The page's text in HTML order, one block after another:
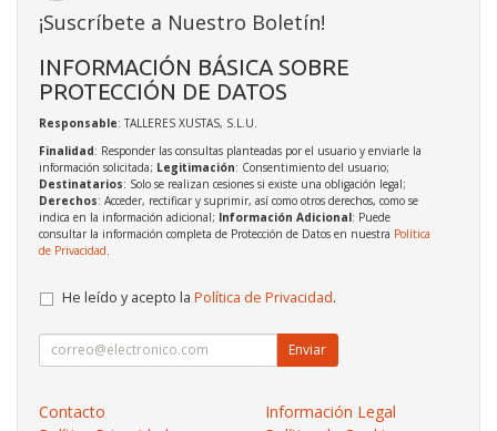
¡Suscríbete a Nuestro Boletín!
INFORMACIÓN BÁSICA SOBRE
PROTECCIÓN DE DATOS
Responsable: TALLERES XUSTAS, S.L.U.
Finalidad: Responder las consultas planteadas por el usuario y enviarle la
información solicitada; Legitimación: Consentimiento del usuario;
Destinatarios: Solo se realizan cesiones si existe una obligación legal;
Derechos: Acceder, rectificar y suprimir, así como otros derechos, como se
indica en la información adicional; Información Adicional: Puede
consultar la información completa de Protección de Datos en nuestra Política
de Privacidad
He leído y acepto la Política de Privacidad.
Enviar
Contacto
Información Legal